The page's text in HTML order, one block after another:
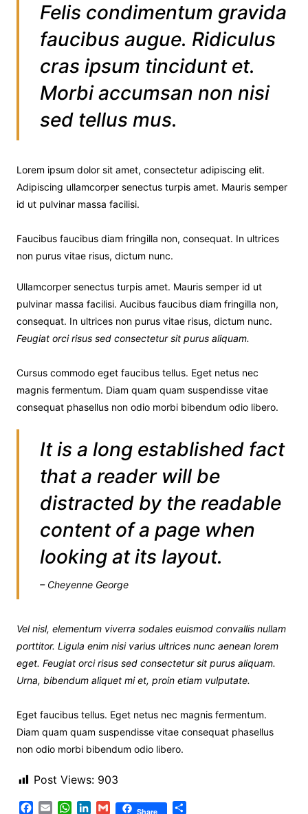
Felis condimentum gravida
faucibus augue. Ridiculus
cras ipsum tincidunt et.
Morbi accumsan non nisi
sed tellus mus.
Lorem ipsum dolor sit amet, consectetur adipiscing elit.
Adipiscing ullamcorper senectus turpis amet. Mauris semper
id ut pulvinar massa facilisi.
Faucibus faucibus diam fringilla non, consequat. In ultrices
non purus vitae risus, dictum nunc.
Ullamcorper senectus turpis amet. Mauris semper id ut
pulvinar massa facilisi. Aucibus faucibus diam fringilla non,
consequat. In ultrices non purus vitae risus, dictum nunc.
Feugiat orci risus sed consectetur sit purus aliquam.
Cursus commodo eget faucibus tellus. Eget netus nec
magnis fermentum. Diam quam quam suspendisse vitae
consequat phasellus non odio morbi bibendum odio libero.
It is a long established fact
that a reader will be
distracted by the readable
content of a page when
looking at its layout.
– Cheyenne George
Vel nisl, elementum viverra sodales euismod convallis nullam
porttitor. Ligula enim nisi varius ultrices nunc aenean lorem
eget. Feugiat orci risus sed consectetur sit purus aliquam.
Urna, bibendum aliquet mi et, proin etiam vulputate.
Eget faucibus tellus. Eget netus nec magnis fermentum.
Diam quam quam suspendisse vitae consequat phasellus
non odio morbi bibendum odio libero.
Post Views: 903
W G Share